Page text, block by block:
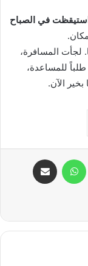
في الصباح
لجأت المسافرة،
طلباً للمساعدة،
الآن.
واتساب